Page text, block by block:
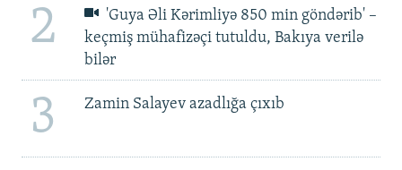
2
'Guya Əli Kərimliyə 850 min göndərib' –
keçmiş mühafizəçi tutuldu, Bakıya verilə
bilər
3 Zamin Salayev azadlığa çıxıb